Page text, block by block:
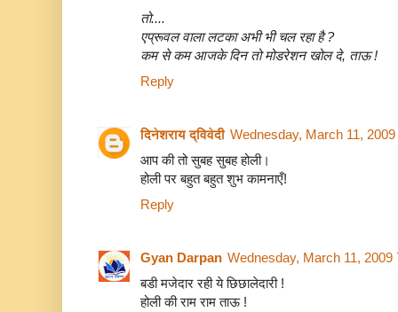
तो....
एप्रूवल वाला लटका अभी भी चल रहा है ?
कम से कम आजके दिन तो मोडरेशन खोल दे, ताऊ !
Reply
दिनेशराय द्विवेदी Wednesday, March 11,
आप की तो सुबह सुबह होली।
होली पर बहुत बहुत शुभ कामनाएँ!
Reply
Gyan Darpan Wednesday, March 11, 2009
बडी मजेदार रही ये छिछालेदारी !
होली की राम राम ताऊ !